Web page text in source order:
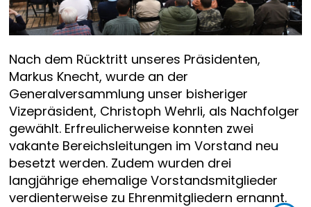
Nach dem Rücktritt unseres Präsidenten,
Markus Knecht, wurde an der
Generalversammlung unser bisheriger
Vizepräsident, Christoph Wehrli, als Nachfolger
gewählt. Erfreulicherweise konnten zwei
vakante Bereichsleitungen im Vorstand neu
besetzt werden. Zudem wurden drei
langjährige ehemalige Vorstandsmitglieder
verdienterweise zu Ehrenmitgliedern ernannt.